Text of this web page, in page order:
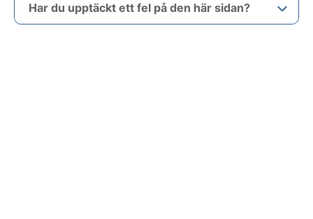
Har du upptäckt ett fel på den här sidan?